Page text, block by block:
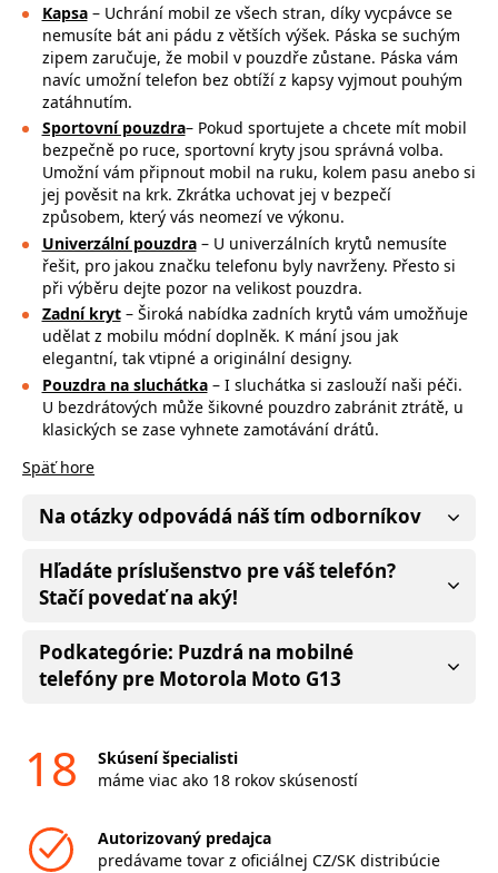
Kapsa– Uchrání mobil ze všech stran, díky vycpávce se
nemusíte bát ani pádu z větších výšek. Páska se suchým
zipem zaručuje, že mobil v pouzdře zůstane. Páska vám
navíc umožní telefon bez obtíží z kapsy vyjmout pouhým
zatáhnutím.
Sportovní pouzdra– Pokud sportujete a chcete mít mobil
bezpečně po ruce, sportovní kryty jsou správná volba.
Umožní vám připnout mobil na ruku, kolem pasu anebo si
jej pověsit na krk. Zkrátka uchovat jej v bezpečí
způsobem, který vás neomezí ve výkonu.
Univerzální pouzdra – U univerzálních krytů nemusíte
řešit, pro jakou značku telefonu byly navrženy. Přesto si
při výběru dejte pozor na velikost pouzdra.
Zadní kryt– Široká nabídka zadních krytů vám umožňuje
udělat z mobilu módní doplněk. K mání jsou jak
elegantní, tak vtipné a originální designy.
Pouzdra na sluchátka– I sluchátka si zaslouží naši péči.
U bezdrátových může šikovné pouzdro zabránit ztrátě, u
klasických se zase vyhnete zamotávání drátů.
Späť hore
Na otázky odpovádá náš tím odborníkov
Hľadáte príslušenstvo pre váš telefón?
Stačí povedať na aký!
Podkategórie: Puzdrá na mobilné
telefóny pre Motorola Moto G13
18
Skúsení špecialisti
máme viac ako 18 rokov skúseností
Autorizovaný predajca
predávame tovar z oficiálnej CZ/SK distribúcie